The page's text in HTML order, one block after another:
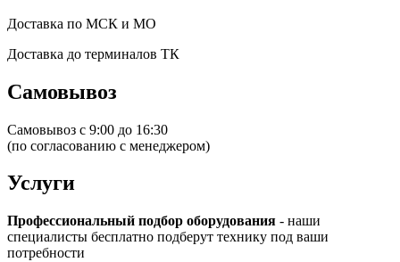
Доставка по МСК и МО
Доставка до терминалов ТК
Самовывоз
Самовывоз с 9:00 до 16:30
(по согласованию с менеджером)
Услуги
Профессиональный подбор оборудования - наши
специалисты бесплатно подберут технику под ваши
потребности